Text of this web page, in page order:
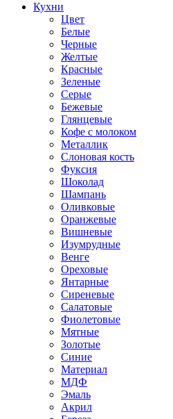
Кухни
Цвет
Белые
Черные
Желтые
Красные
Зеленые
Серые
Бежевые
Глянцевые
Кофе с молоком
Металлик
Слоновая кость
Фуксия
Шоколад
Шампань
Оливковые
Оранжевые
Вишневые
Изумрудные
Венге
Ореховые
Янтарные
Сиреневые
Салатовые
Фиолетовые
Мятные
Золотые
Синие
Материал
МДФ
Эмаль
Акрил